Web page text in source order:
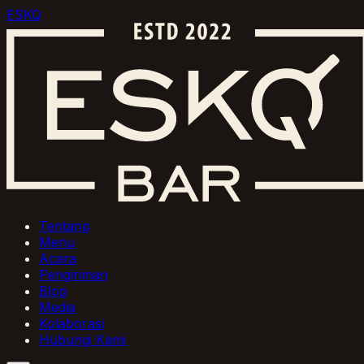
ESKQ
Tentang
Menu
Acara
Pengiriman
Blog
Media
Kolaborasi
Hubungi Kami